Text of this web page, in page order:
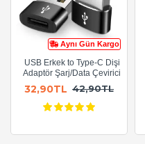
Aynı Gün Kargo
USB Erkek to Type-C Dişi
Adaptör Şarj/Data Çevirici
32,90TL 42,90TL